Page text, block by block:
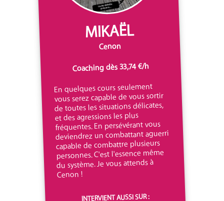
MIKAËL
Cenon
Coaching dès 33,74 €/h
En quelques cours seulement
vous serez capable de vous sortir
de toutes les situations délicates,
et des agressions les plus
fréquentes. En persévérant vous
deviendrez un combattant aguerri
capable de combattre plusieurs
personnes. C'est l'essence même
du système. Je vous attends à
Cenon !
INTERVIENT AUSSI SUR :